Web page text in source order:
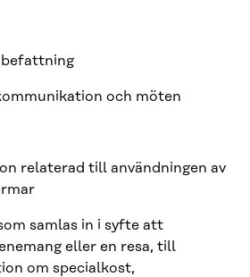
befattning
och möten
relaterad till användningen av
samlas in i syfte att
eller en resa, till
om specialkost,